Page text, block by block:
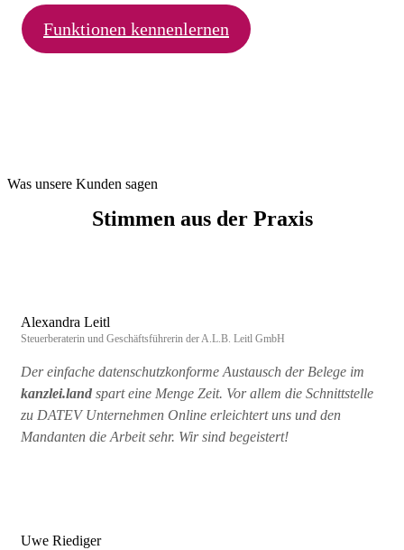
Funktionen kennenlernen
Was unsere Kunden sagen
Stimmen aus der Praxis
Alexandra Leitl
Steuerberaterin und Geschäftsführerin der A.L.B. Leitl GmbH
Der einfache datenschutzkonforme Austausch der Belege im
kanzlei.land spart eine Menge Zeit. Vor allem die Schnittstelle
zu DATEV Unternehmen Online erleichtert uns und den
Mandanten die Arbeit sehr. Wir sind begeistert!
Uwe Riediger